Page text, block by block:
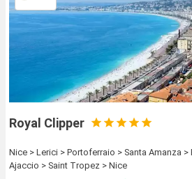
Royal Clipper
Nice > Lerici > Portoferraio > Santa Amanza
Ajaccio > Saint Tropez > Nice